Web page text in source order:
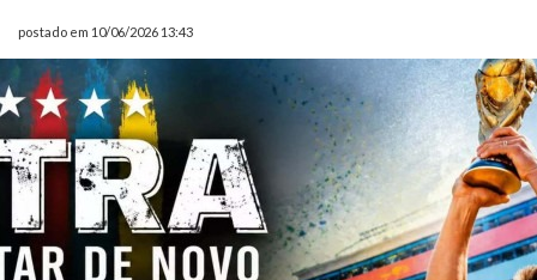
postado em 10/06/2026 13:43